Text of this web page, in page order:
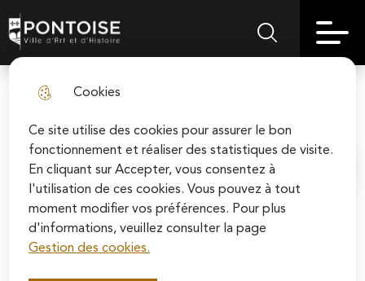
Cookies
Ce site utilise des cookies pour assurer le bon
fonctionnement et réaliser des statistiques de visite.
En cliquant sur Accepter, vous consentez à
l'utilisation de ces cookies. Vous pouvez à tout
moment modifier vos préférences. Pour plus
d'informations, veuillez consulter la page
Gestion des cookies.
to
menu
Skip to
search
Skip to
site map
Pontoise | Ville d'art et d'histoireMenu principalRechercher sur
Accueil
Pontoise célèbre ses jardins, avec